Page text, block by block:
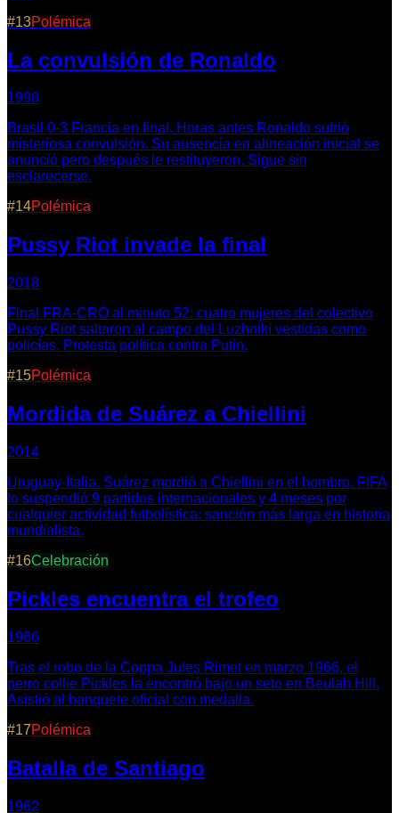
#13Polémica
La convulsión de Ronaldo
1998
Brasil 0-3 Francia en final. Horas antes Ronaldo sufrió
misteriosa convulsión. Su ausencia en alineación inicial se
anunció pero después le restituyeron. Sigue sin
esclarecerse.
#14Polémica
Pussy Riot invade la final
2018
Final FRA-CRO al minuto 52: cuatro mujeres del colectivo
Pussy Riot saltaron al campo del Luzhnikí vestidas como
policías. Protesta política contra Putin.
#15Polémica
Mordida de Suárez a Chiellini
2014
Uruguay-Italia. Suárez mordió a Chiellini en el hombro. FIFA
lo suspendió 9 partidos internacionales y 4 meses por
cualquier actividad futbolística: sanción más larga en historia
mundialista.
#16Celebración
Pickles encuentra el trofeo
1966
Tras el robo de la Coppa Jules Rimet en marzo 1966, el
perro collie Pickles la encontró bajo un seto en Beulah Hill.
Asistió al banquete oficial con medalla.
#17Polémica
Batalla de Santiago
1962